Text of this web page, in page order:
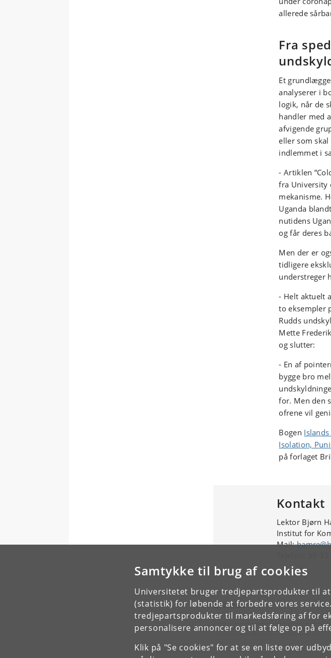
Samtykke til brug af cookies
Universitetet bruger tredjepartsprodukter til
(statistik) for løbende at forbedre vores
tredjepartsprodukter til markedsføring af for
personalisere annoncer og til at følge op på
Klik på "Se cookies" for at se en liste over
allerede
Fra
Et
analyserer i
logik, når de
handler med
afvigende
eller som
indlemmet i
- Artiklen
fra University
mekanisme.
Uganda
nutidens
og får deres
Men der er
tidligere
understreger
- Helt aktuelt
to eksempler
Rudds
Mette
og slutter:
- En af
bygge bro
for. Men den
ofrene vil
Bogen
Isolation,
på forlaget
Kontakt
Lektor Bjørn
Institut for
Mail:
Emner
SAMFUND KULTUR POLITIK